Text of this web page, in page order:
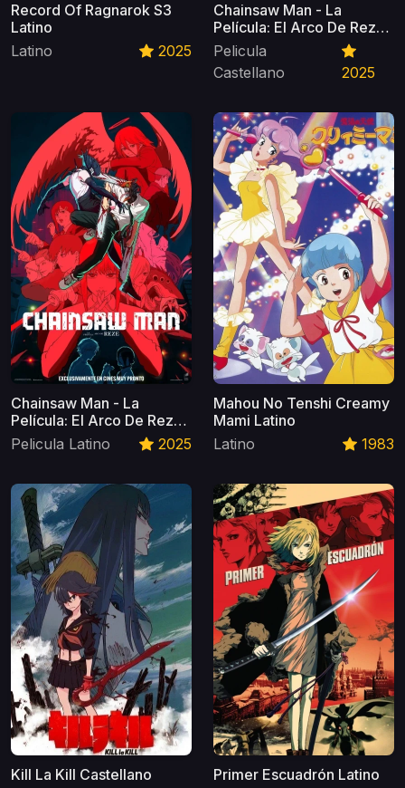
Record Of Ragnarok S3
Latino
Latino
2025
Chainsaw Man - La
Película: El Arco De Reze
Castellano
Pelicula
Castellano
2025
Chainsaw Man - La
Película: El Arco De Reze
Latino
Pelicula Latino 2025
Mahou No Tenshi Creamy
Mami Latino
Latino
1983
Kill La Kill Castellano
Primer Escuadrón Latino